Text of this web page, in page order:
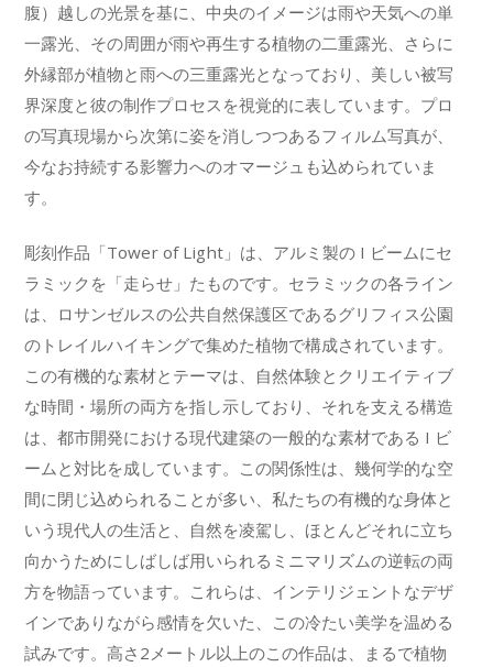
腹）越しの光景を基に、中央のイメージは雨や天気への単
一露光、その周囲が雨や再生する植物の二重露光、さらに
外縁部が植物と雨への三重露光となっており、美しい被写
界深度と彼の制作プロセスを視覚的に表しています。プロ
の写真現場から次第に姿を消しつつあるフィルム写真が、
今なお持続する影響力へのオマージュも込められていま
す。
彫刻作品「Tower of Light」は、アルミ製の I ビームにセ
ラミックを「走らせ」たものです。セラミックの各ライン
は、ロサンゼルスの公共自然保護区であるグリフィス公園
のトレイルハイキングで集めた植物で構成されています。
この有機的な素材とテーマは、自然体験とクリエイティブ
な時間・場所の両方を指し示しており、それを支える構造
は、都市開発における現代建築の一般的な素材である I ビ
ームと対比を成しています。この関係性は、幾何学的な空
間に閉じ込められることが多い、私たちの有機的な身体と
いう現代人の生活と、自然を凌駕し、ほとんどそれに立ち
向かうためにしばしば用いられるミニマリズムの逆転の両
方を物語っています。これらは、インテリジェントなデザ
インでありながら感情を欠いた、この冷たい美学を温める
試みです。高さ2メートル以上のこの作品は、まるで植物